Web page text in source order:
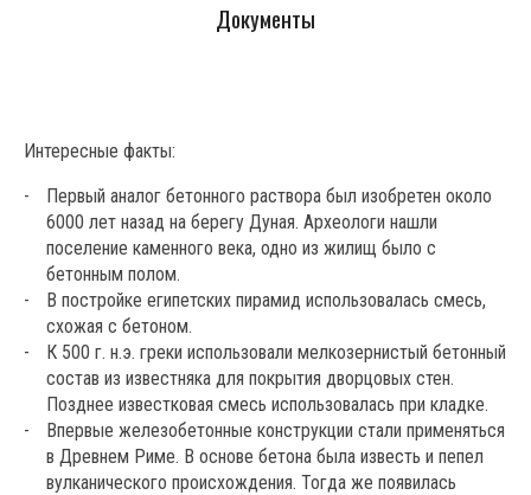
Документы
Интересные факты:
Первый аналог бетонного раствора был изобретен около
6000 лет назад на берегу Дуная. Археологи нашли
поселение каменного века, одно из жилищ было с
бетонным полом.
В постройке египетских пирамид использовалась смесь,
схожая с бетоном.
К 500 г. н.э. греки использовали мелкозернистый бетонный
состав из известняка для покрытия дворцовых стен.
Позднее известковая смесь использовалась при кладке.
Впервые железобетонные конструкции стали применяться
в Древнем Риме. В основе бетона была известь и пепел
вулканического происхождения. Тогда же появилась